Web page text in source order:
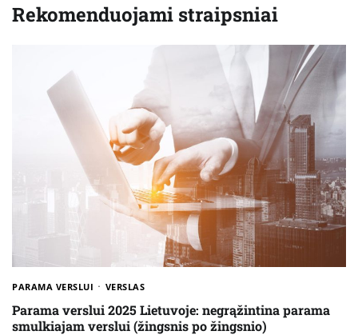
Rekomenduojami straipsniai
PARAMA VERSLUI VERSLAS
Parama verslui 2025 Lietuvoje: negrąžintina parama
smulkiajam verslui (žingsnis po žingsnio)